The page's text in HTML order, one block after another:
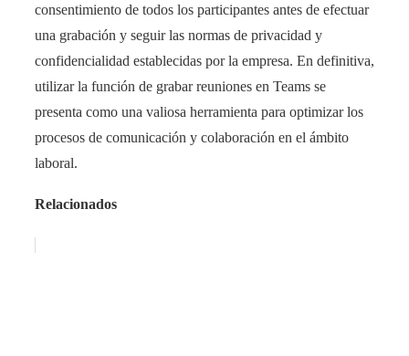
consentimiento de todos los participantes antes de efectuar
una grabación y seguir las normas de privacidad y
confidencialidad establecidas por la empresa. En definitiva,
utilizar la función de grabar reuniones en Teams se
presenta como una valiosa herramienta para optimizar los
procesos de comunicación y colaboración en el ámbito
laboral.
Relacionados